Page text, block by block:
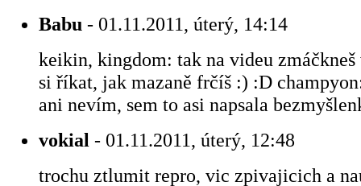
Babu - 01.11.2011, úterý, 14:14
keikin, kingdom: tak na videu zmáčkneš
si říkat, jak mazaně frčíš :) :D
ani nevím, sem to asi napsala
vokial - 01.11.2011, úterý, 12:48
trochu ztlumit repro, vic zpivajicich a